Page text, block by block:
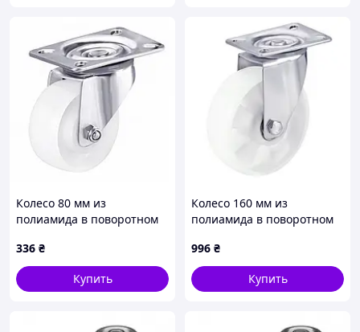
Колесо 80 мм из
полиамида в поворотном
площадкой (130 кг)
336 ₴
Купить
Колесо 160 мм из
полиамида в поворотном
площадкой (250 кг)
996 ₴
Купить